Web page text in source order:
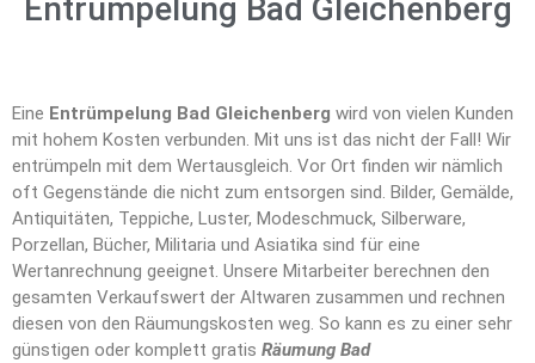
Entrümpelung Bad Gleichenberg
Eine Entrümpelung Bad Gleichenberg wird von vielen Kunden
mit hohem Kosten verbunden. Mit uns ist das nicht der Fall! Wir
entrümpeln mit dem Wertausgleich. Vor Ort finden wir nämlich
oft Gegenstände die nicht zum entsorgen sind. Bilder, Gemälde,
Antiquitäten, Teppiche, Luster, Modeschmuck, Silberware,
Porzellan, Bücher, Militaria und Asiatika sind für eine
Wertanrechnung geeignet. Unsere Mitarbeiter berechnen den
gesamten Verkaufswert der Altwaren zusammen und rechnen
diesen von den Räumungskosten weg. So kann es zu einer sehr
günstigen oder komplett gratis Räumung Bad